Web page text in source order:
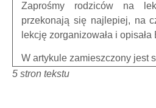
Zaprośmy rodziców na
przekonają się najlepiej, na
lekcję zorganizowała i
W artykule zamieszczony jest
5 stron tekstu